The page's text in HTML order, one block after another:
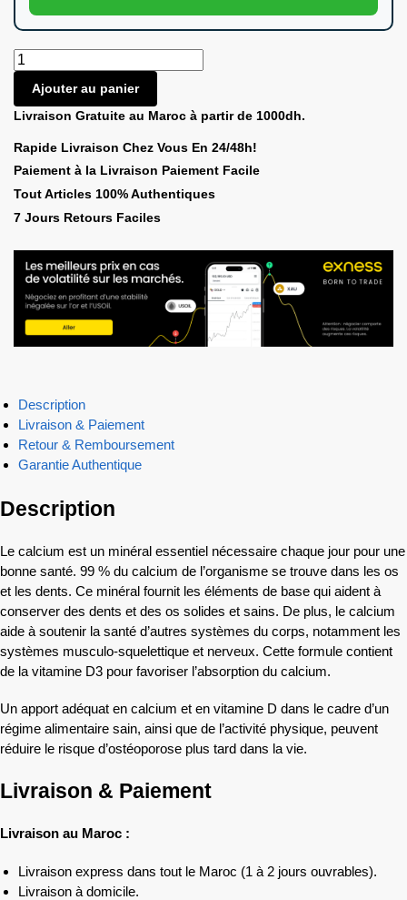
Ajouter au panier
Livraison Gratuite au Maroc à partir de 1000dh.
Rapide Livraison Chez Vous En 24/48h!
Paiement à la Livraison Paiement Facile
Tout Articles 100% Authentiques
7 Jours Retours Faciles
Description
Livraison & Paiement
Retour & Remboursement
Garantie Authentique
Description
Le calcium est un minéral essentiel nécessaire chaque jour pour une
bonne santé. 99 % du calcium de l’organisme se trouve dans les os
et les dents. Ce minéral fournit les éléments de base qui aident à
conserver des dents et des os solides et sains. De plus, le calcium
aide à soutenir la santé d’autres systèmes du corps, notamment les
systèmes musculo-squelettique et nerveux. Cette formule contient
de la vitamine D3 pour favoriser l’absorption du calcium.
Un apport adéquat en calcium et en vitamine D dans le cadre d’un
régime alimentaire sain, ainsi que de l’activité physique, peuvent
réduire le risque d’ostéoporose plus tard dans la vie.
Livraison & Paiement
Livraison au Maroc :
Livraison express dans tout le Maroc (1 à 2 jours ouvrables).
Livraison à domicile.